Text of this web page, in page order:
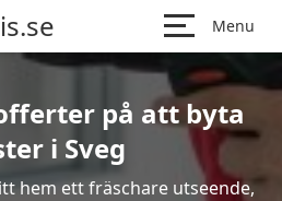
Menu
på att byta
i Sveg
hem ett fräschare utseende,